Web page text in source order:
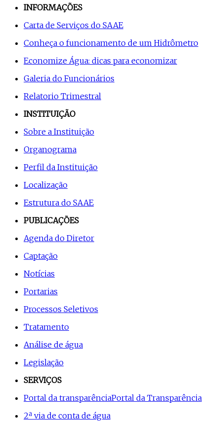
INFORMAÇÕES
Carta de Serviços do SAAE
Conheça o funcionamento de um Hidrômetro
Economize Água: dicas para economizar
Galeria do Funcionários
Relatorio Trimestral
INSTITUIÇÃO
Sobre a Instituição
Organograma
Perfil da Instituição
Localização
Estrutura do SAAE
PUBLICAÇÕES
Agenda do Diretor
Captação
Notícias
Portarias
Processos Seletivos
Tratamento
Análise de água
Legislação
SERVIÇOS
Portal da transparênciaPortal da Transparência
2ª via de conta de água